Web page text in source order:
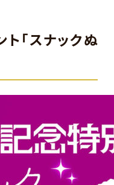
「スナックぬ